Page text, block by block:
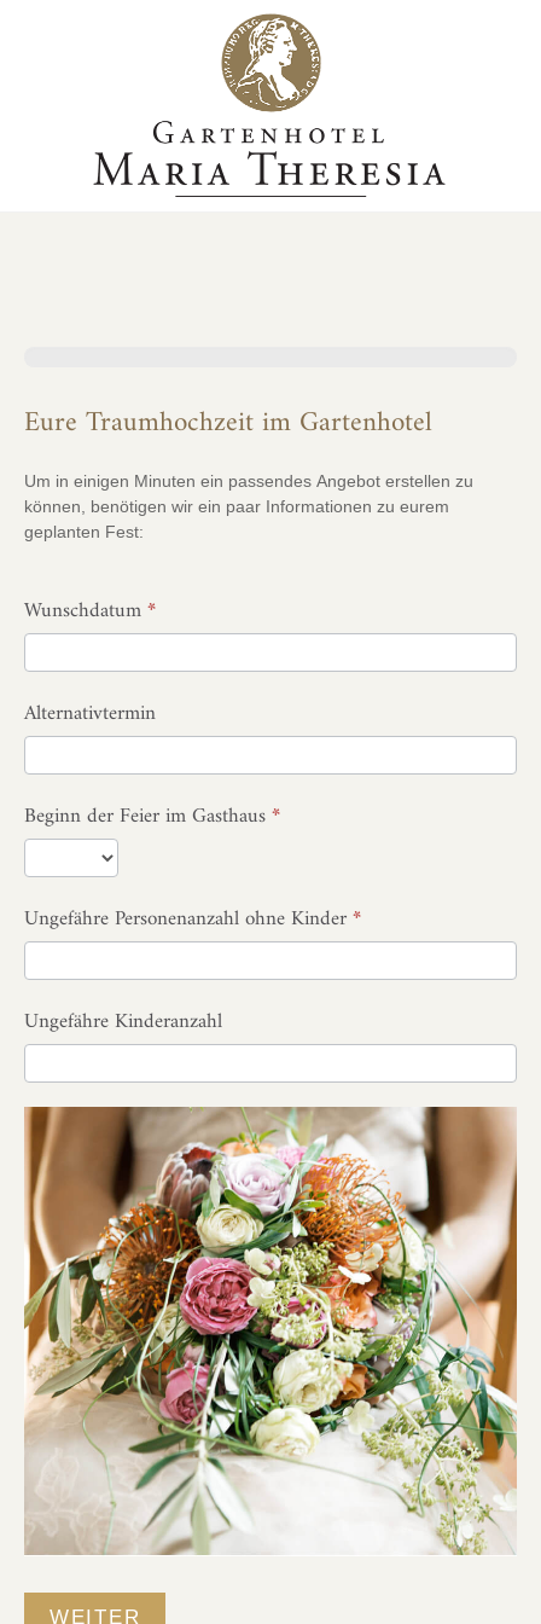
Eure Traumhochzeit im Gartenhotel
Um in einigen Minuten ein passendes Angebot erstellen zu
können, benötigen wir ein paar Informationen zu eurem
geplanten Fest:
Wunschdatum*
Alternativtermin
Beginn der Feier im Gasthaus*
Ungefähre Personenanzahl ohne Kinder*
Ungefähre Kinderanzahl
WEITER